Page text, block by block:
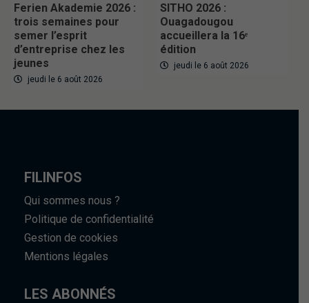
Ferien Akademie 2026 :
trois semaines pour
semer l’esprit
d’entreprise chez les
jeunes
jeudi le 6 août 2026
SITHO 2026 :
Ouagadougou
accueillera la 16ᵉ
édition
jeudi le 6 août 2026
FILINFOS
Qui sommes nous ?
Politique de confidentialité
Gestion de cookies
Mentions légales
LES ABONNÉS